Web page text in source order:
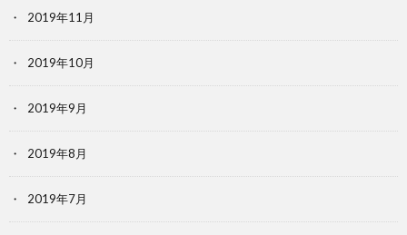
2019年11月
2019年10月
2019年9月
2019年8月
2019年7月